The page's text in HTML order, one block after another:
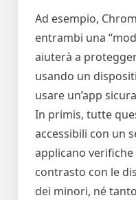
Ad esempio,
entrambi una
aiuterà a
usando un
usare un’app
In primis, tutte
accessibili con un
applicano verifiche
contrasto con le
dei minori, né